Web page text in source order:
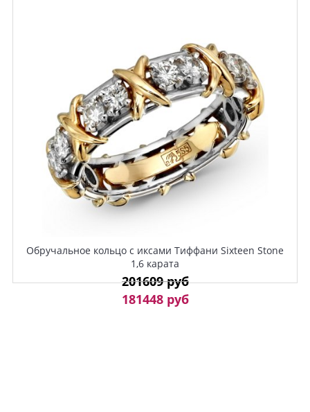
Обручальное кольцо с иксами Тиффани Sixteen Stone
1,6 карата
201609 руб
181448 руб